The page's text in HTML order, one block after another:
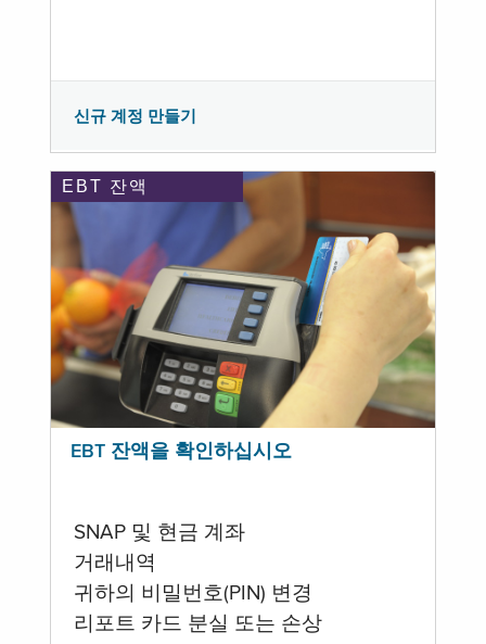
신규 계정 만들기
EBT 잔액
EBT 잔액을 확인하십시오
SNAP 및 현금 계좌
거래내역
귀하의 비밀번호(PIN) 변경
리포트 카드 분실 또는 손상